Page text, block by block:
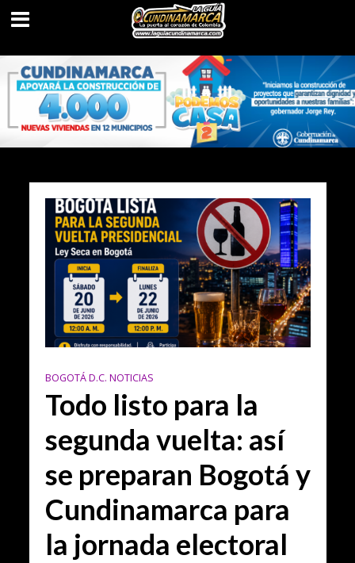
BOGOTÁ D.C. NOTICIAS
Todo listo para la
segunda vuelta: así
se preparan Bogotá y
Cundinamarca para
la jornada electoral